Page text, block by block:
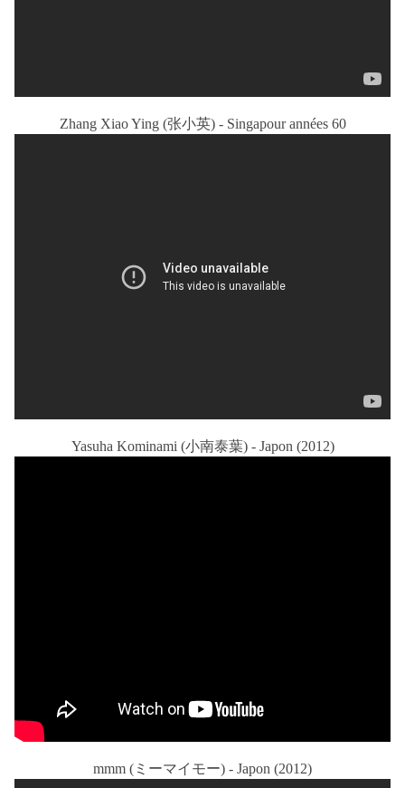
Zhang Xiao Ying (张小英) - Singapour années 60
Yasuha Kominami (小南泰葉) - Japon (2012)
mmm (ミーマイモー) - Japon (2012)